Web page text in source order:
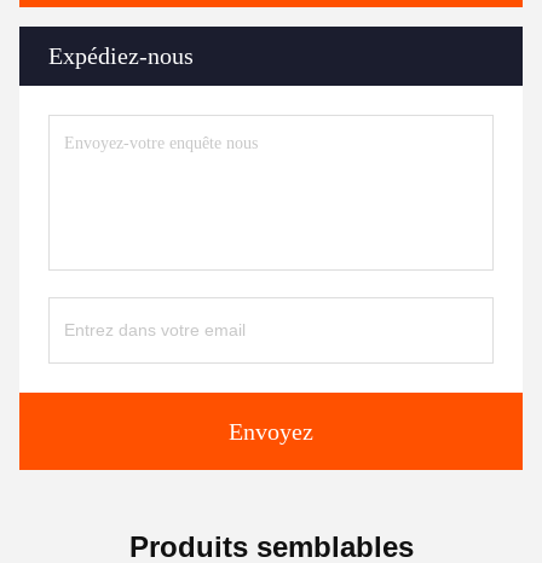
Expédiez-nous
Envoyez
Produits semblables